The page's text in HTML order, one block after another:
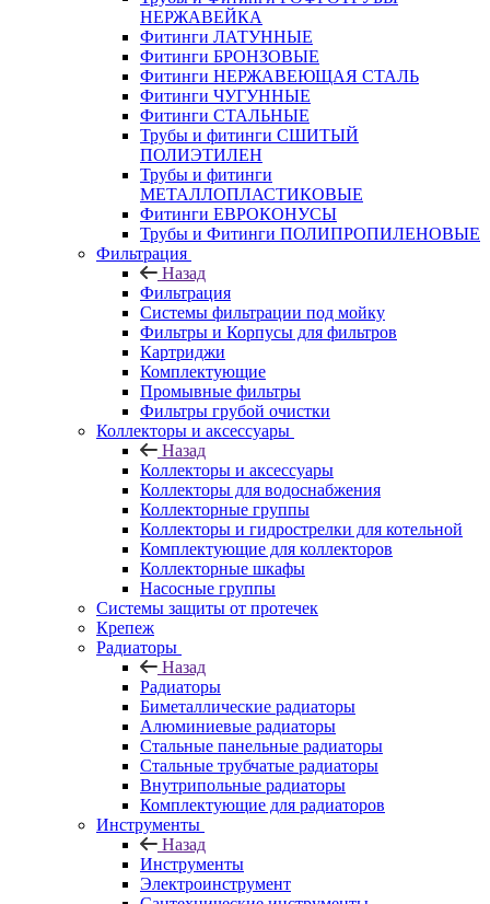
НЕРЖАВЕЙКА
Фитинги ЛАТУННЫЕ
Фитинги БРОНЗОВЫЕ
Фитинги НЕРЖАВЕЮЩАЯ СТАЛЬ
Фитинги ЧУГУННЫЕ
Фитинги СТАЛЬНЫЕ
Трубы и фитинги СШИТЫЙ
ПОЛИЭТИЛЕН
Трубы и фитинги
МЕТАЛЛОПЛАСТИКОВЫЕ
Фитинги ЕВРОКОНУСЫ
Трубы и Фитинги ПОЛИПРОПИЛЕНОВЫЕ
Фильтрация
Назад
Фильтрация
Системы фильтрации под мойку
Фильтры и Корпусы для фильтров
Картриджи
Комплектующие
Промывные фильтры
Фильтры грубой очистки
Коллекторы и аксессуары
Назад
Коллекторы и аксессуары
Коллекторы для водоснабжения
Коллекторные группы
Коллекторы и гидрострелки для котельной
Комплектующие для коллекторов
Коллекторные шкафы
Насосные группы
Системы защиты от протечек
Крепеж
Радиаторы
Назад
Радиаторы
Биметаллические радиаторы
Алюминиевые радиаторы
Стальные панельные радиаторы
Стальные трубчатые радиаторы
Внутрипольные радиаторы
Комплектующие для радиаторов
Инструменты
Назад
Инструменты
Электроинструмент